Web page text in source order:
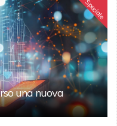
Speciale
una nuova